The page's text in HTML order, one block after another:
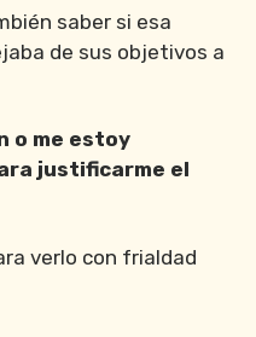
saber si esa
de sus objetivos a
o me estoy
justificarme el
verlo con frialdad